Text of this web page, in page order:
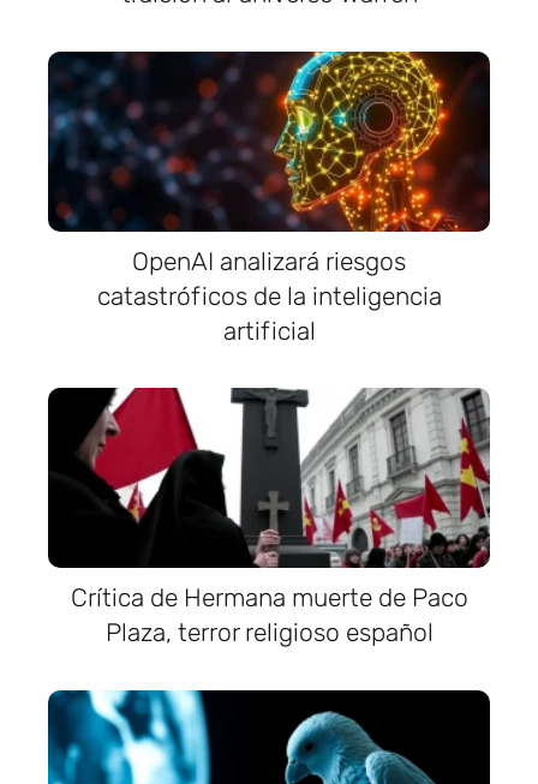
OpenAI analizará riesgos
catastróficos de la inteligencia
artificial
Crítica de Hermana muerte de Paco
Plaza, terror religioso español